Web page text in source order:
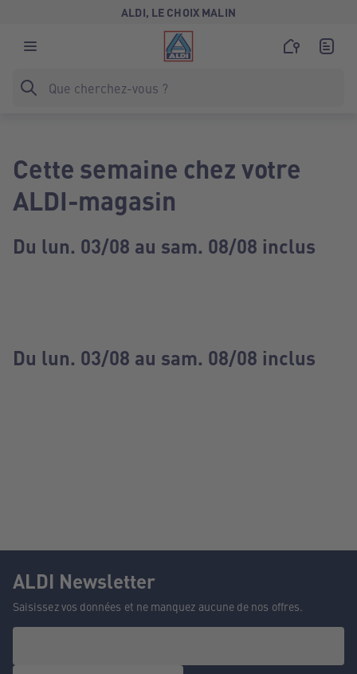
ALDI, LE CHOIX MALIN
Cette semaine chez votre
ALDI-magasin
Du lun. 03/08 au sam. 08/08 inclus
Du lun. 03/08 au sam. 08/08 inclus
ALDI Newsletter
Saisissez vos données et ne manquez aucune de nos offres.